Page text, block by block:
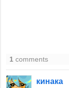
1 comments
кинака